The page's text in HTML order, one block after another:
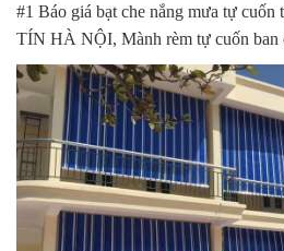
#1 Báo giá bạt che nắng mưa tự
TÍN HÀ NỘI, Mành rèm tự cuốn ban